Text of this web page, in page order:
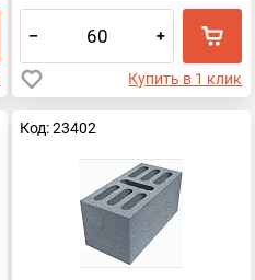
– +
Купить в 1 клик
Код: 23402